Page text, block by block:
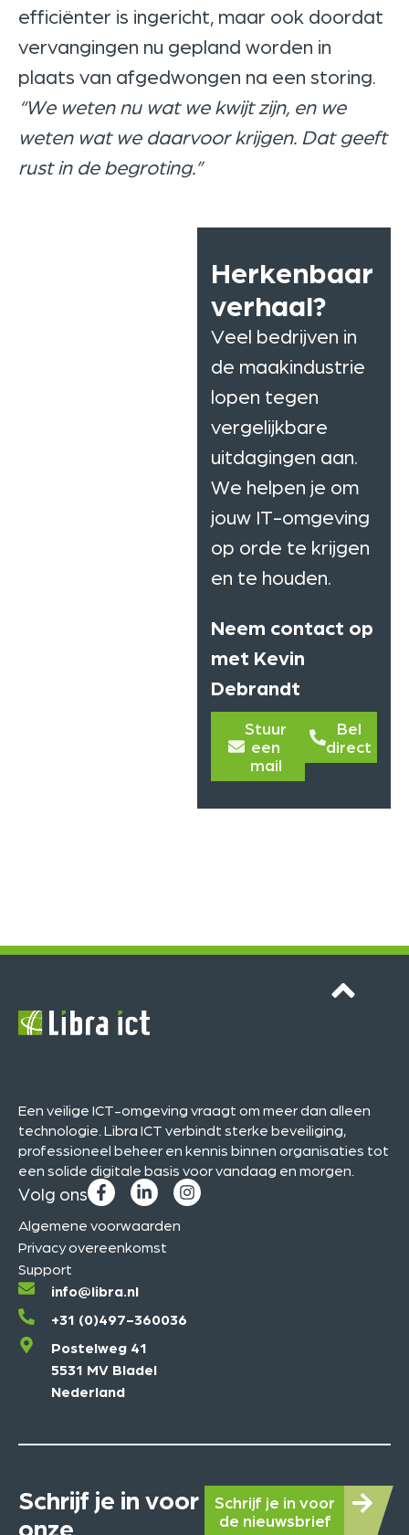
efficiënter is ingericht, maar ook doordat
vervangingen nu gepland worden in
plaats van afgedwongen na een storing.
“We weten nu wat we kwijt zijn, en we
weten wat we daarvoor krijgen. Dat geeft
rust in de begroting.”
Herkenbaar
verhaal?
Veel bedrijven in
de maakindustrie
lopen tegen
vergelijkbare
uitdagingen aan.
We helpen je om
jouw IT-omgeving
op orde te krijgen
en te houden.
Neem contact op
met Kevin
Debrandt
Stuur
een
mail
Bel
direct
Een veilige ICT-omgeving vraagt om meer dan alleen
technologie. Libra ICT verbindt sterke beveiliging,
professioneel beheer en kennis binnen organisaties tot
een solide digitale basis voor vandaag en morgen.
Volg ons
Algemene voorwaarden
Privacy overeenkomst
Support
info@libra.nl
+31 (0)497-360036
Postelweg 41
5531 MV Bladel
Nederland
Schrijf je in voor
onze
Schrijf je in voor
de nieuwsbrief